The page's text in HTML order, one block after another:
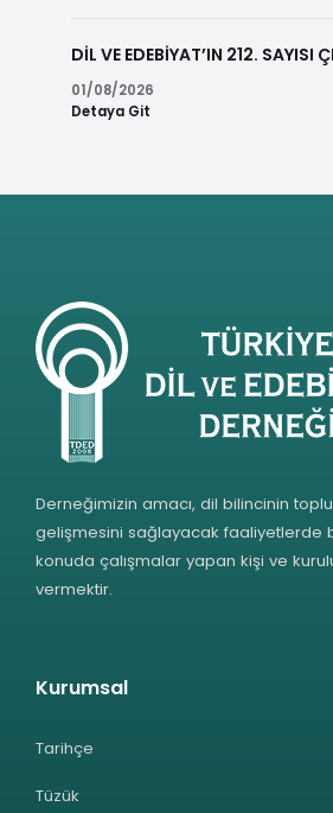
DİL VE EDEBİYAT’IN 212. SAYISI
01/08/2026
Detaya Git
Derneğimizin amacı, dil bilincinin
gelişmesini sağlayacak faaliyetlerde
konuda çalışmalar yapan kişi ve
vermektir.
Kurumsal
Tarihçe
Tüzük